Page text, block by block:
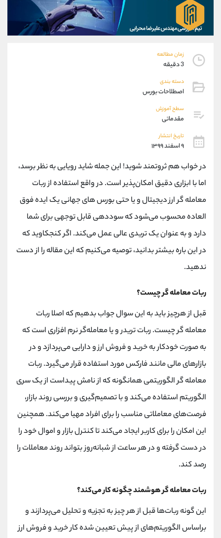
زمان مطالعه
3 دقیقه
دسته بندی
اصطلاحات بورس
سطح آموزش
مقدماتی
تاریخ انتشار
۹ اسفند ۱۳۹۹
در خواب هم ثروتمند شوید! این جمله شاید رویایی به نظر برسد،
اما با ابزاری دقیق امکان‌پذیر است. در واقع استفاده از ربات
معامله گر ارز دیجیتال و یا حتی بورس های جهانی یک ایده فوق
العاده محسوب می‌شود که سوددهی قابل توجهی برای شما
دارد و به عنوان یک تریدی عالی عمل می‌کند. اگر کنجکاوید که
در این باره بیشتر بدانید، توصیه می‌کنیم که این مقاله را از دست
ندهید.
ربات معامله گر چیست؟
قبل از هرچیز باید به این سوال جواب بدهیم که اصلا ربات
معامله گر چیست. ربات تریدر و یا معامله‌گر نرم افزاری است که
به صورت خودکار به خرید و فروش ارز و دارایی می‌پردازد و در
بازارهای مالی مانند فارکس مورد استفاده قرار می‌گیرد. ربات
معامله گر الگوریتمی همانگونه که از نامش پیداست از یک سری
الگوریتم استفاده می‌کند و با تصمیم‌گیری و بررسی روند بازار،
فرصت‌های معاملاتی مناسب را برای افراد مهیا می‌کند. همچنین
این امکان را برای کاربر ایجاد می‌کند تا کنترل بازار و اموال خود را
در دست گرفته و در هر ساعت از شبانه‌روز بتواند روند معاملات را
رصد کند.
ربات معامله گر هوشمند چگونه کار می‌کند؟
این گونه ربات‌ها قبل از هر چیز به تجزیه و تحلیل می‌پردازند و
براساس الگوریتم‌های از پیش تعیین شده کار خرید و فروش ارز
09304891085
واتساپ شروع گفتگو
تلگرام @Armteam_admin_103
پشتیبان فروش
موبایل
واتساپ
داخلی
اطلاعات تماس (دفتر فروش)
تلفن 021-22021030
بدون پیش شماره 90001030
اینستاگرام @alireza.mehrabii
کانال تلگرام @alirezamehrabi_com